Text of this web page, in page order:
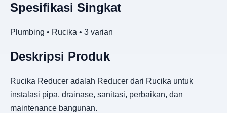
Spesifikasi Singkat
Plumbing • Rucika • 3 varian
Deskripsi Produk
Rucika Reducer adalah Reducer dari Rucika untuk
instalasi pipa, drainase, sanitasi, perbaikan, dan
maintenance bangunan.